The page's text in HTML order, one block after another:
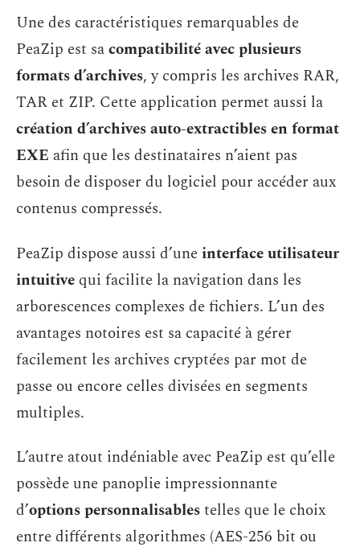
Une des caractéristiques remarquables de
PeaZip est sacompatibilité avec plusieurs
formats d’archives, y compris les archives RAR,
TAR et ZIP. Cette application permet aussi la
création d’archives auto-extractibles en format
EXE afin que les destinataires n’aient pas
besoin de disposer du logiciel pour accéder aux
contenus compressés.
PeaZip dispose aussi d’uneinterface utilisateur
intuitive qui facilite la navigation dans les
arborescences complexes de fichiers. L’un des
avantages notoires est sa capacité à gérer
facilement les archives cryptées par mot de
passe ou encore celles divisées en segments
multiples.
L’autre atout indéniable avec PeaZip est qu’elle
possède une panoplie impressionnante
d’options personnalisablestelles que le choix
entre différents algorithmes (AES-256 bit ou